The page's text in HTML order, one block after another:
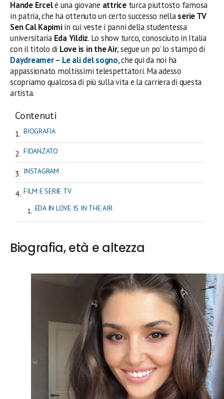
Hande Ercelè una giovane attriceturca piuttosto famosa
in patria, che ha ottenuto un certo successo nellaserie TV
Sen Cal Kapimiin cui veste i panni della studentessa
universitaria Eda Yildiz. Lo show turco, conosciuto in Italia
con il titolo di Love is in the Air, segue un po’ lo stampo di
Daydreamer – Le ali del sogno, che qui da noi ha
appassionato moltissimi telespettatori. Ma adesso
scopriamo qualcosa di più sulla vita e la carriera di questa
artista.
Contenuti
BIOGRAFIA
FIDANZATO
INSTAGRAM
FILM E SERIE TV
EDA IN LOVE IS IN THE AIR
Biografia, età e altezza